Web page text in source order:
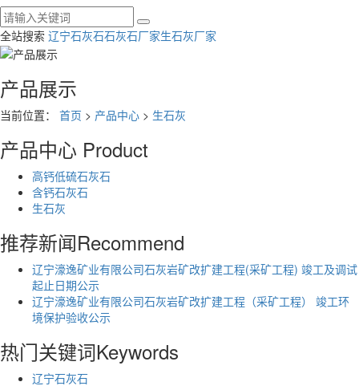
全站搜索 辽宁石灰石石灰石厂家生石灰厂家
产品展示
当前位置： 首页 > 产品中心 > 生石灰
产品中心 Product
高钙低硫石灰石
含钙石灰石
生石灰
推荐新闻Recommend
辽宁濠逸矿业有限公司石灰岩矿改扩建工程(采矿工程) 竣工及调试
起止日期公示
辽宁濠逸矿业有限公司石灰岩矿改扩建工程（采矿工程） 竣工环
境保护验收公示
热门关键词Keywords
辽宁石灰石